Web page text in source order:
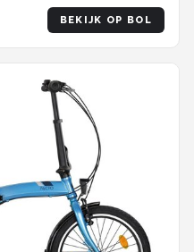
BEKIJK OP BOL